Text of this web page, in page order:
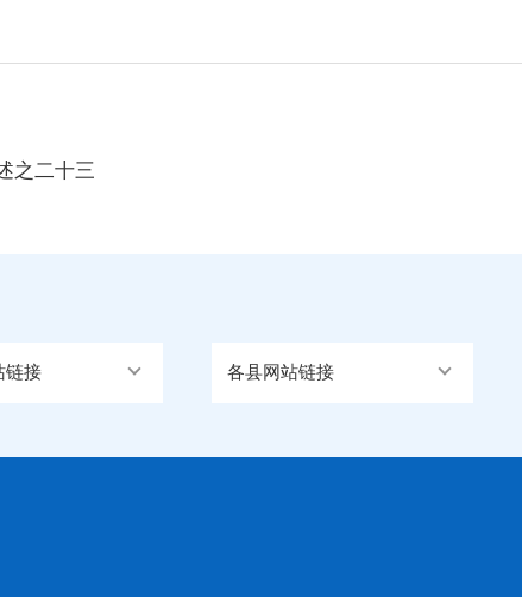
之二十三
链接 各县网站链接